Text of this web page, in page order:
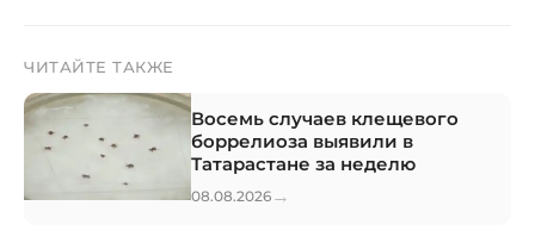
ЧИТАЙТЕ ТАКЖЕ
Восемь случаев клещевого
боррелиоза выявили в
Татарастане за неделю
08.08.2026 →